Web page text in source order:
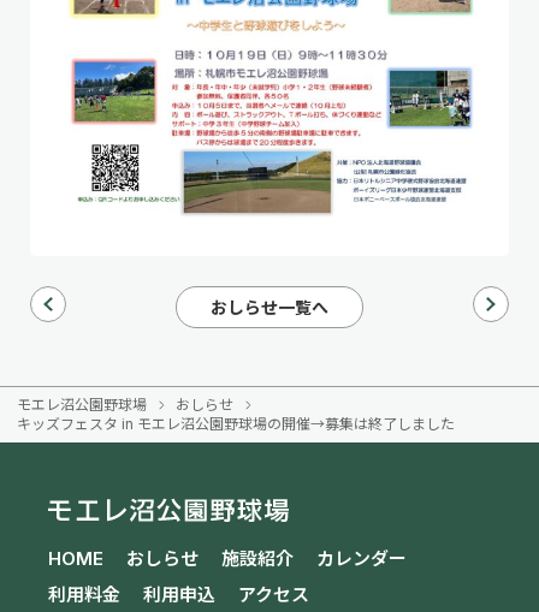
次へ おしらせ一覧へ 前へ
モエレ沼公園野球場
おしらせ
キッズフェスタ in モエレ沼公園野球場の開催→募集は終了しました
HOME おしらせ 施設紹介
カレンダー
利用料金
利用申込 アクセス